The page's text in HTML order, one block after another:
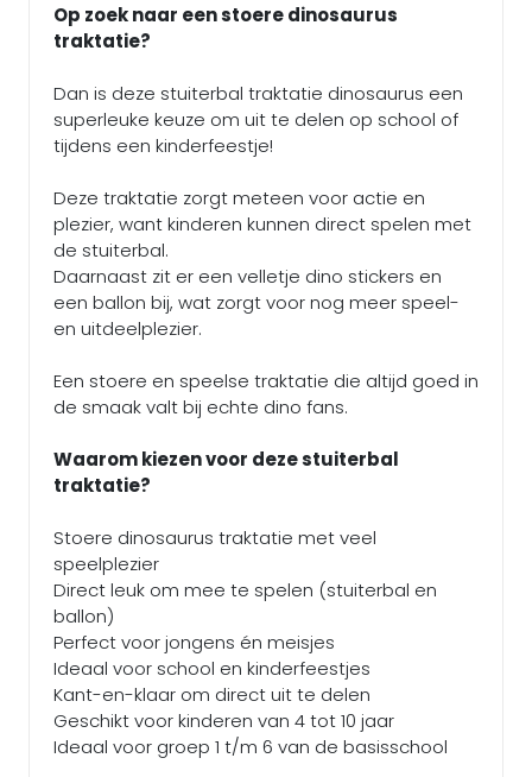
Op zoek naar een stoere dinosaurus
traktatie?
Dan is deze stuiterbal traktatie dinosaurus een
superleuke keuze om uit te delen op school of
tijdens een kinderfeestje!
Deze traktatie zorgt meteen voor actie en
plezier, want kinderen kunnen direct spelen met
de stuiterbal.
Daarnaast zit er een velletje dino stickers en
een ballon bij, wat zorgt voor nog meer speel-
en uitdeelplezier.
Een stoere en speelse traktatie die altijd goed in
de smaak valt bij echte dino fans.
Waarom kiezen voor deze stuiterbal
traktatie?
Stoere dinosaurus traktatie met veel
speelplezier
Direct leuk om mee te spelen (stuiterbal en
ballon)
Perfect voor jongens én meisjes
Ideaal voor school en kinderfeestjes
Kant-en-klaar om direct uit te delen
Geschikt voor kinderen van 4 tot 10 jaar
Ideaal voor groep 1 t/m 6 van de basisschool